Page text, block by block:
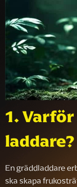
1.
laddare?
En gräddladdare
ska skapa